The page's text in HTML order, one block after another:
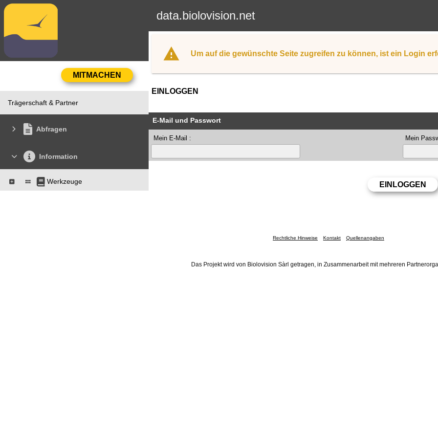
data.biolovision.net
Trägerschaft & Partner
Abfragen
Information
Werkzeuge
Um auf die gewünschte Seite zugreifen zu können, ist ein Login
EINLOGGEN
E-Mail und Passwort
Mein E-Mail : Mein
Rechtliche Hinweise Kontakt Quellenangaben
Das Projekt wird von Biolovision Sàrl getragen, in Zusammenarbeit mit mehreren